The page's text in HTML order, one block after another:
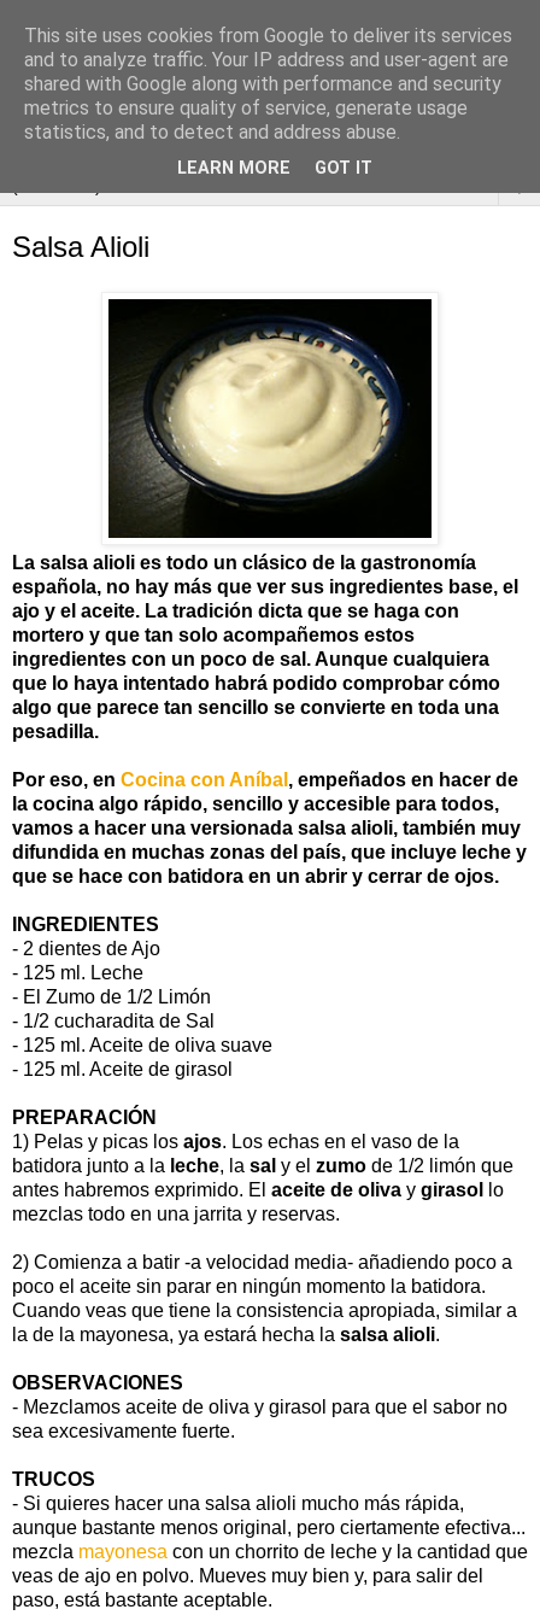
Salsa Alioli
La salsa alioli es todo un clásico de la gastronomía
española, no hay más que ver sus ingredientes base, el
ajo y el aceite. La tradición dicta que se haga con
mortero y que tan solo acompañemos estos
ingredientes con un poco de sal. Aunque cualquiera
que lo haya intentado habrá podido comprobar cómo
algo que parece tan sencillo se convierte en toda una
pesadilla.
Por eso, en Cocina con Aníbal , empeñados en hacer de
la cocina algo rápido, sencillo y accesible para todos,
vamos a hacer una versionada salsa alioli, también muy
difundida en muchas zonas del país, que incluye leche y
que se hace con batidora en un abrir y cerrar de ojos.
INGREDIENTES
- 2 dientes de Ajo
- 125 ml. Leche
- El Zumo de 1/2 Limón
- 1/2 cucharadita de Sal
- 125 ml. Aceite de oliva suave
- 125 ml. Aceite de girasol
PREPARACIÓN
1) Pelas y picas los ajos. Los echas en el vaso de la
batidora junto a la leche, la sal y el zumo de 1/2 limón que
antes habremos exprimido. El aceite de oliva y girasol
lo
mezclas todo en una jarrita y reservas.
2) Comienza a batir -a velocidad media- añadiendo poco a
poco el aceite sin parar en ningún momento la batidora.
Cuando veas que tiene la consistencia apropiada, similar a
la de la mayonesa, ya estará hecha la salsa alioli.
OBSERVACIONES
- Mezclamos aceite de oliva y girasol para que el sabor no
sea excesivamente fuerte.
TRUCOS
- Si quieres hacer una salsa alioli mucho más rápida,
aunque bastante menos original, pero ciertamente efectiva...
mezcla mayonesa con un chorrito de leche y la cantidad que
veas de ajo en polvo. Mueves muy bien y, para salir del
paso, está bastante aceptable.
This site uses cookies from Google to deliver its services
and to analyze traffic. Your IP address and user-agent are
shared with Google along with performance and security
metrics to ensure quality of service, generate usage
statistics, and to detect and address abuse.
LEARN MORE GOT IT